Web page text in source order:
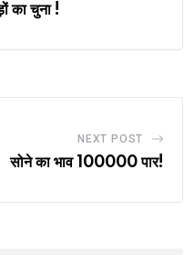
का चुना !
NEXT POST
सोने का भाव 100000 पार!